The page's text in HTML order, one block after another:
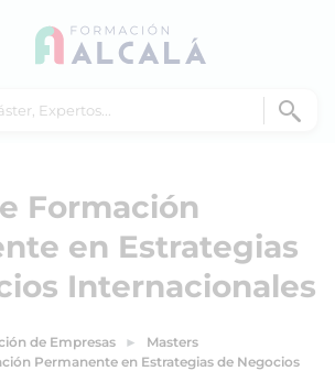
Formación
en Estrategias
Internacionales
de Empresas
Masters
Permanente en Estrategias de Negocios